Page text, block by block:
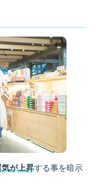
が上昇する事を暗示